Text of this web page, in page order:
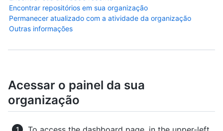
Encontrar repositórios em sua organização
Permanecer atualizado com a atividade da organização
Outras informações
Acessar o painel da sua
organização